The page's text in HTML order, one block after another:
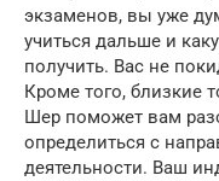
экзаменов, вы уже
учиться дальше и
получить. Вас не
Кроме того, близкие
Шер поможет вам
определиться с
деятельности. Ваш